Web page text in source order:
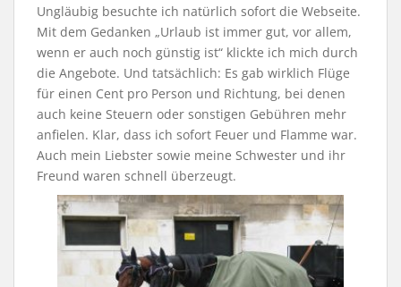
Ungläubig besuchte ich natürlich sofort die Webseite.
Mit dem Gedanken „Urlaub ist immer gut, vor allem,
wenn er auch noch günstig ist“ klickte ich mich durch
die Angebote. Und tatsächlich: Es gab wirklich Flüge
für einen Cent pro Person und Richtung, bei denen
auch keine Steuern oder sonstigen Gebühren mehr
anfielen. Klar, dass ich sofort Feuer und Flamme war.
Auch mein Liebster sowie meine Schwester und ihr
Freund waren schnell überzeugt.